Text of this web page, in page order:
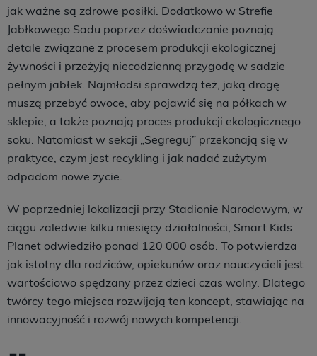
jak ważne są zdrowe posiłki. Dodatkowo w Strefie
Jabłkowego Sadu poprzez doświadczanie poznają
detale związane z procesem produkcji ekologicznej
żywności i przeżyją niecodzienną przygodę w sadzie
pełnym jabłek. Najmłodsi sprawdzą też, jaką drogę
muszą przebyć owoce, aby pojawić się na półkach w
sklepie, a także poznają proces produkcji ekologicznego
soku. Natomiast w sekcji „Segreguj” przekonają się w
praktyce, czym jest recykling i jak nadać zużytym
odpadom nowe życie.
W poprzedniej lokalizacji przy Stadionie Narodowym, w
ciągu zaledwie kilku miesięcy działalności, Smart Kids
Planet odwiedziło ponad 120 000 osób. To potwierdza
jak istotny dla rodziców, opiekunów oraz nauczycieli jest
wartościowo spędzany przez dzieci czas wolny. Dlatego
twórcy tego miejsca rozwijają ten koncept, stawiając na
innowacyjność i rozwój nowych kompetencji.